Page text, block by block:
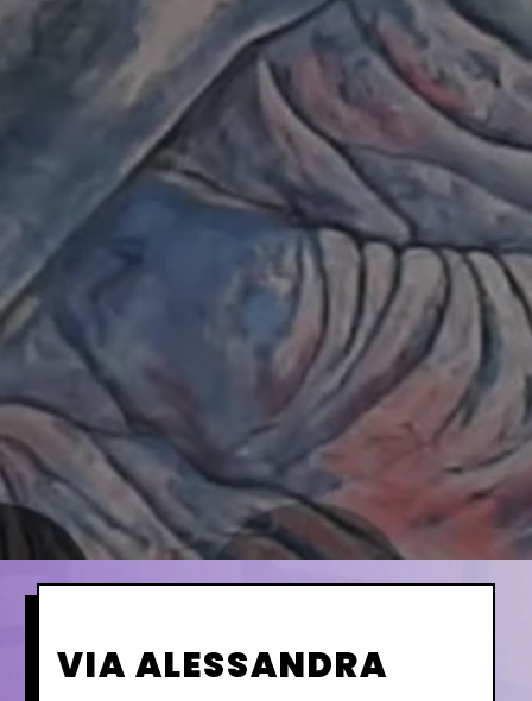
VIA ALESSANDRA